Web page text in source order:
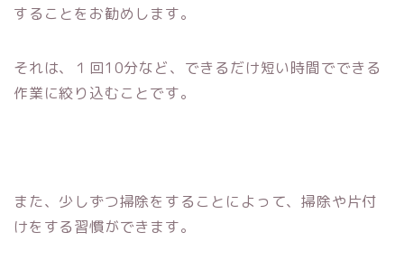
することをお勧めします。
それは、１回10分など、できるだけ短い時間でできる
作業に絞り込むことです。
また、少しずつ掃除をすることによって、掃除や片付
けをする習慣ができます。